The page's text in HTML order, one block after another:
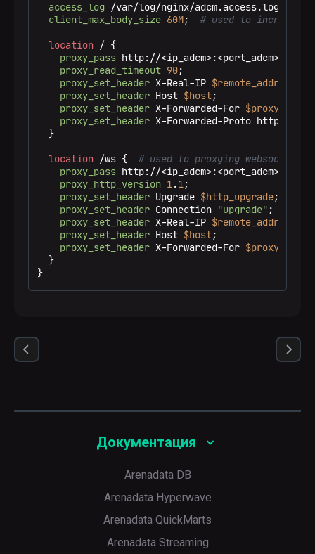
access_log /var/log/nginx/adcm.access.log;
client_max_body_size 60M; # used to increase
location / {
proxy_pass http://<ip_adcm>:<port_adcm>;
proxy_read_timeout 90;
proxy_set_header X-Real-IP $remote_addr
proxy_set_header Host $host;
proxy_set_header X-Forwarded-For
proxy_set_header X-Forwarded-Proto https;
  }
location /ws { # used to proxying websocket
proxy_pass http://<ip_adcm>:<port_adcm>;
proxy_http_version 1.1;
proxy_set_header Upgrade $http_upgrade;
proxy_set_header Connection "upgrade" ;
proxy_set_header X-Real-IP $remote_addr
proxy_set_header Host $host;
proxy_set_header X-Forwarded-For
  }
}
Документация
Arenadata DB
Arenadata Hyperwave
Arenadata QuickMarts
Arenadata Streaming